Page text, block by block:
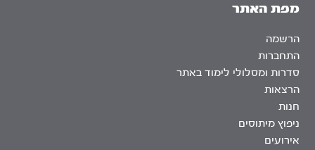
מפת האתר
הרשמה
התחברות
סדרות ומסלולי לימוד באתר
הרצאות
חנות
ניפוץ מיתוסים
אירועים